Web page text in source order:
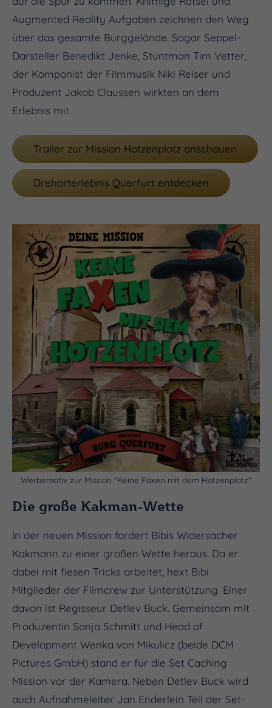
Augmented Reality Aufgaben zeichnen den Weg
über das gesamte Burggelände. Sogar Seppel-
Darsteller Benedikt Jenke, Stuntman Tim Vetter,
der Komponist der Filmmusik Niki Reiser und
Produzent Jakob Claussen wirkten an dem
Erlebnis mit.
Trailer zur Mission Hotzenplotz anschauen
Drehorterlebnis Querfurt entdecken
(c) Set-Jetting GmbH, Claussen+Putz Filmproduktion GmbH/Studiocanal GmbH/Walter Wehner
Werbemotiv zur Mission "Keine Faxen mit dem Hotzenplotz"
Die große Kakman-Wette
In der neuen Mission fordert Bibis Widersacher
Kakmann zu einer großen Wette heraus. Da er
dabei mit fiesen Tricks arbeitet, hext Bibi
Mitglieder der Filmcrew zur Unterstützung. Einer
davon ist Regisseur Detlev Buck. Gemeinsam mit
Produzentin Sonja Schmitt und Head of
Development Wenka von Mikulicz (beide DCM
Pictures GmbH) stand er für die Set Caching
Mission vor der Kamera. Neben Detlev Buck wird
auch Aufnahmeleiter Jan Enderlein Teil der Set-